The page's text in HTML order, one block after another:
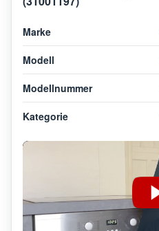
Marke
Modell
Modellnummer
Kategorie